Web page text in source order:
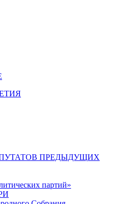
ПРЕДЫДУЩИХ
партий»